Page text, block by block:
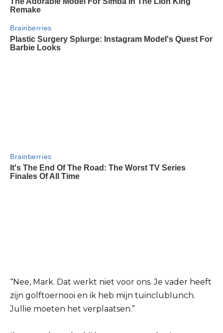
“Nee, Mark. Dat werkt niet voor ons. Je vader heeft
zijn golftoernooi en ik heb mijn tuinclublunch.
Jullie moeten het verplaatsen.”